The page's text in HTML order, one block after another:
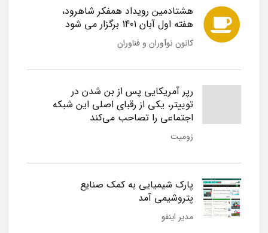
هشتادمین رویداد همفکر شاهرود،
هفته اول آبان 1401 برگزار می شود
کانون نوآوران و فناوران
رپر آمریکایی پس از بن شدن در
توییتر، یکی از رقبای اصلی این شبکه
اجتماعی را تصاحب می‌کند
زومیت
پارک شیمیایی به کمک صنایع
پتروشیمی آمد
مدیر اینفو